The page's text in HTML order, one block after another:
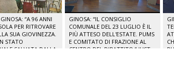
“A 96 ANNI
PER RITROVARE
SUA GIOVINEZZA.
STATO
SALVATA DALLA
GINOSA: “IL CONSIGLIO
COMUNALE DEL 23 LUGLIO È IL
PIÙ ATTESO DELL'ESTATE. PUMS
E COMITATO DI FRAZIONE AL
CENTRO DEL DIBATTITO.” JUST